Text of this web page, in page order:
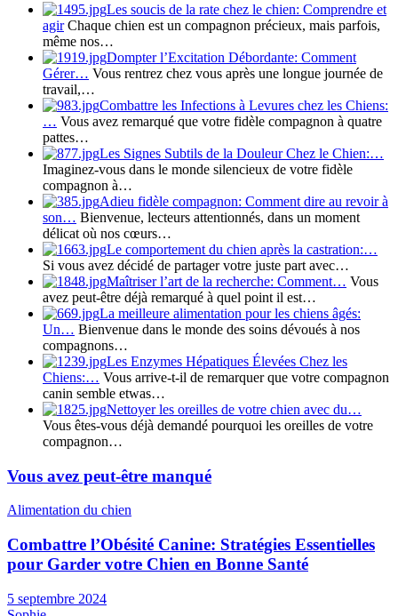
Les soucis de la rate chez le chien: Comprendre et
agirChaque chien est un compagnon précieux, mais parfois,
même nos…
Dompter l’Excitation Débordante: Comment
Gérer… Vous rentrez chez vous après une longue journée de
travail,…
Combattre les Infections à Levures chez les Chiens:
… Vous avez remarqué que votre fidèle compagnon à quatre
pattes…
Les Signes Subtils de la Douleur Chez le Chien:…
Imaginez-vous dans le monde silencieux de votre fidèle
compagnon à…
Adieu fidèle compagnon: Comment dire au revoir à
son… Bienvenue, lecteurs attentionnés, dans un moment
délicat où nos cœurs…
Le comportement du chien après la castration:…
Si vous avez décidé de partager votre juste part avec…
Maîtriser l’art de la recherche: Comment… Vous
avez peut-être déjà remarqué à quel point il est…
La meilleure alimentation pour les chiens âgés:
Un… Bienvenue dans le monde des soins dévoués à nos
compagnons…
Les Enzymes Hépatiques Élevées Chez les
Chiens:… Vous arrive-t-il de remarquer que votre compagnon
canin semble etwas…
Nettoyer les oreilles de votre chien avec du…
Vous êtes-vous déjà demandé pourquoi les oreilles de votre
compagnon…
Vous avez peut-être manqué
Alimentation du chien
Combattre l’Obésité Canine: Stratégies Essentielles
pour Garder votre Chien en Bonne Santé
5 septembre 2024